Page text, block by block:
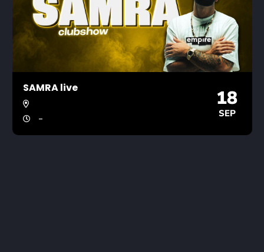
SAMRA live
-
18
SEP